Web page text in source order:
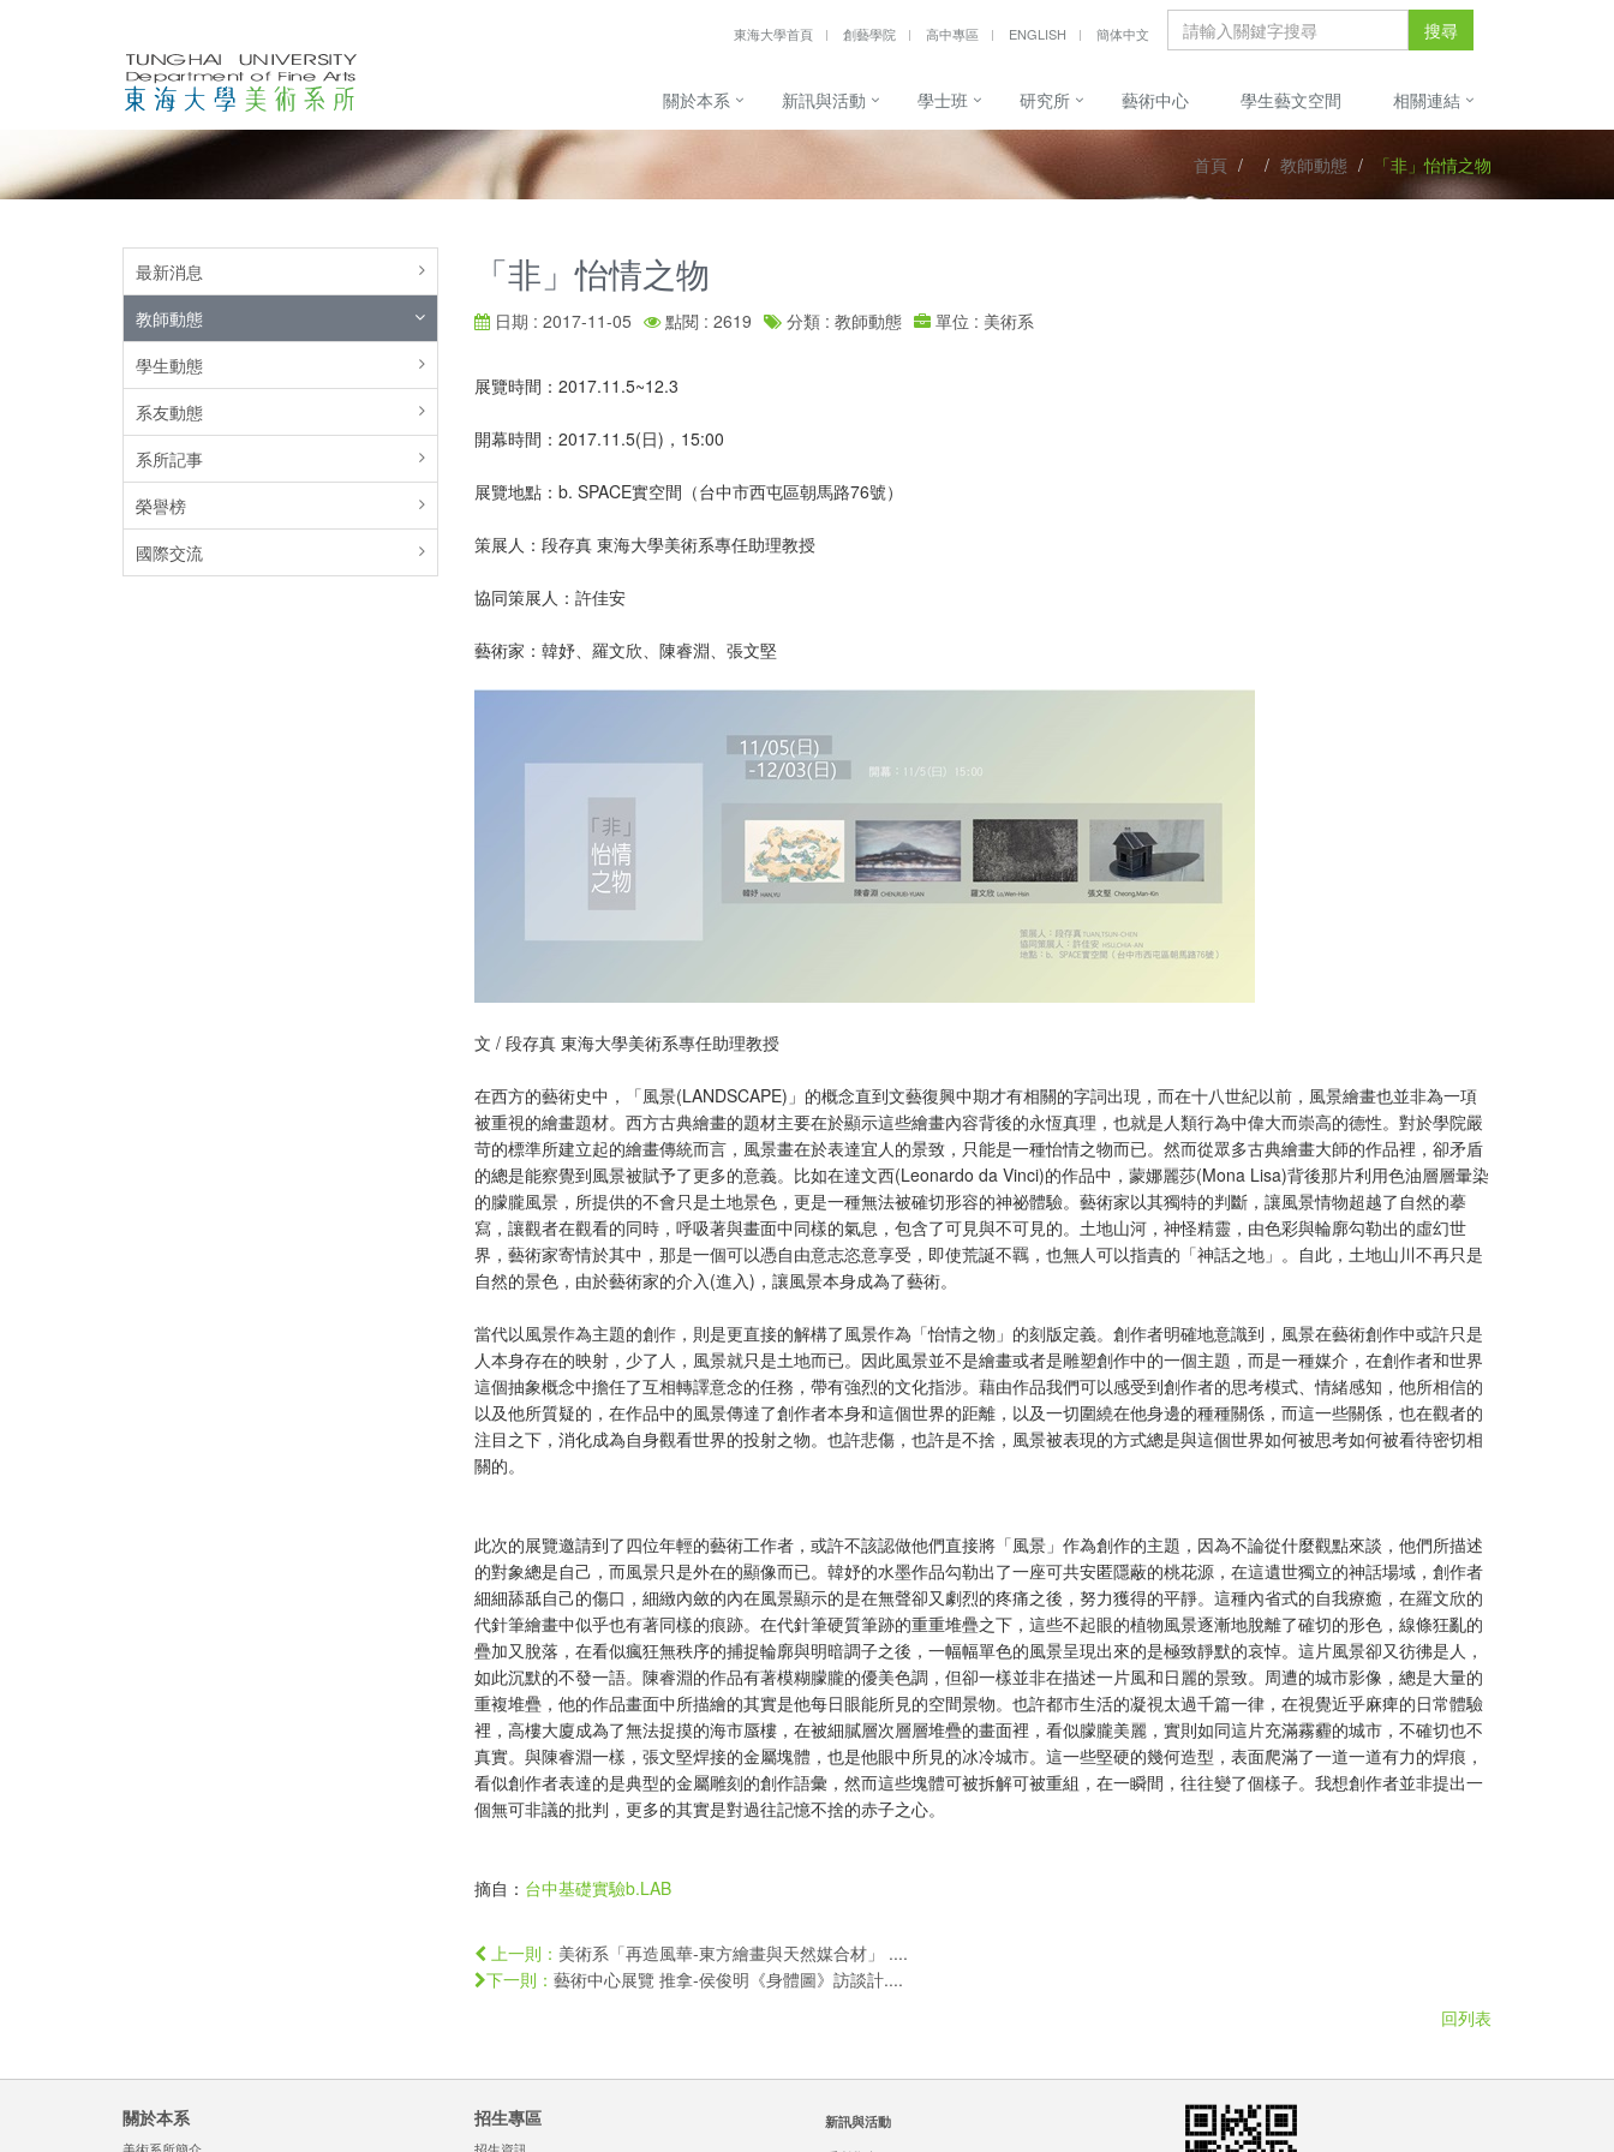
東海大學首頁 創藝學院 高中專區 ENGLISH 簡体中文 搜尋
關於本系 新訊與活動 學士班 研究所 藝術中心 學生藝文空間 相關連結
首頁 教師動態 「非」怡情之物
最新消息
教師動態
學生動態
系友動態
系所記事
榮譽榜
國際交流
「非」怡情之物
日期 : 2017-11-05 點閱 : 2619 分類 : 教師動態 單位 : 美術系
展覽時間：2017.11.5~12.3
開幕時間：2017.11.5(日)，15:00
展覽地點：b. SPACE實空間（台中市西屯區朝馬路76號）
策展人：段存真 東海大學美術系專任助理教授
協同策展人：許佳安
藝術家：韓妤、羅文欣、陳睿淵、張文堅
文 / 段存真 東海大學美術系專任助理教授
在西方的藝術史中，「風景(LANDSCAPE)」的概念直到文藝復興中期才有相關的字詞出現，而在十八世紀以前，風景繪畫也並非為一項
被重視的繪畫題材。西方古典繪畫的題材主要在於顯示這些繪畫內容背後的永恆真理，也就是人類行為中偉大而崇高的德性。對於學院嚴
苛的標準所建立起的繪畫傳統而言，風景畫在於表達宜人的景致，只能是一種怡情之物而已。然而從眾多古典繪畫大師的作品裡，卻矛盾
的總是能察覺到風景被賦予了更多的意義。比如在達文西(Leonardo da Vinci)的作品中，蒙娜麗莎(Mona Lisa)背後那片利用色油層層暈染
的朦朧風景，所提供的不會只是土地景色，更是一種無法被確切形容的神祕體驗。藝術家以其獨特的判斷，讓風景情物超越了自然的摹
寫，讓觀者在觀看的同時，呼吸著與畫面中同樣的氣息，包含了可見與不可見的。土地山河，神怪精靈，由色彩與輪廓勾勒出的虛幻世
界，藝術家寄情於其中，那是一個可以憑自由意志恣意享受，即使荒誕不羈，也無人可以指責的「神話之地」。自此，土地山川不再只是
自然的景色，由於藝術家的介入(進入)，讓風景本身成為了藝術。
當代以風景作為主題的創作，則是更直接的解構了風景作為「怡情之物」的刻版定義。創作者明確地意識到，風景在藝術創作中或許只是
人本身存在的映射，少了人，風景就只是土地而已。因此風景並不是繪畫或者是雕塑創作中的一個主題，而是一種媒介，在創作者和世界
這個抽象概念中擔任了互相轉譯意念的任務，帶有強烈的文化指涉。藉由作品我們可以感受到創作者的思考模式、情緒感知，他所相信的
以及他所質疑的，在作品中的風景傳達了創作者本身和這個世界的距離，以及一切圍繞在他身邊的種種關係，而這一些關係，也在觀者的
注目之下，消化成為自身觀看世界的投射之物。也許悲傷，也許是不捨，風景被表現的方式總是與這個世界如何被思考如何被看待密切相
關的。
此次的展覽邀請到了四位年輕的藝術工作者，或許不該認做他們直接將「風景」作為創作的主題，因為不論從什麼觀點來談，他們所描述
的對象總是自己，而風景只是外在的顯像而已。韓妤的水墨作品勾勒出了一座可共安匿隱蔽的桃花源，在這遺世獨立的神話場域，創作者
細細舔舐自己的傷口，細緻內斂的內在風景顯示的是在無聲卻又劇烈的疼痛之後，努力獲得的平靜。這種內省式的自我療癒，在羅文欣的
代針筆繪畫中似乎也有著同樣的痕跡。在代針筆硬質筆跡的重重堆疊之下，這些不起眼的植物風景逐漸地脫離了確切的形色，線條狂亂的
疊加又脫落，在看似瘋狂無秩序的捕捉輪廓與明暗調子之後，一幅幅單色的風景呈現出來的是極致靜默的哀悼。這片風景卻又彷彿是人，
如此沉默的不發一語。陳睿淵的作品有著模糊朦朧的優美色調，但卻一樣並非在描述一片風和日麗的景致。周遭的城市影像，總是大量的
重複堆疊，他的作品畫面中所描繪的其實是他每日眼能所見的空間景物。也許都市生活的凝視太過千篇一律，在視覺近乎麻痺的日常體驗
裡，高樓大廈成為了無法捉摸的海市蜃樓，在被細膩層次層層堆疊的畫面裡，看似朦朧美麗，實則如同這片充滿霧霾的城市，不確切也不
真實。與陳睿淵一樣，張文堅焊接的金屬塊體，也是他眼中所見的冰冷城市。這一些堅硬的幾何造型，表面爬滿了一道一道有力的焊痕，
看似創作者表達的是典型的金屬雕刻的創作語彙，然而這些塊體可被拆解可被重組，在一瞬間，往往變了個樣子。我想創作者並非提出一
個無可非議的批判，更多的其實是對過往記憶不捨的赤子之心。
摘自： 台中基礎實驗b.LAB
上一則： 美術系「再造風華-東方繪畫與天然媒合材」 ....
下一則： 藝術中心展覽 推拿-侯俊明《身體圖》訪談計....
回列表
關於本系 招生專區
新訊與活動